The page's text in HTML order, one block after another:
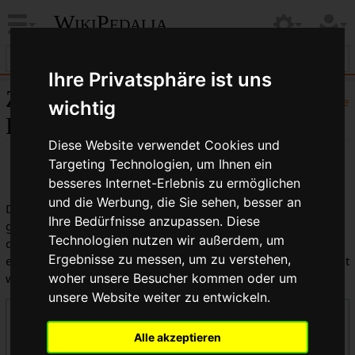
Ihre Privatsphäre ist uns
wichtig
Diese Website verwendet Cookies und
Targeting Technologien, um Ihnen ein
besseres Internet-Erlebnis zu ermöglichen
und die Werbung, die Sie sehen, besser an
Ihre Bedürfnisse anzupassen. Diese
Technologien nutzen wir außerdem, um
Ergebnisse zu messen, um zu verstehen,
woher unsere Besucher kommen oder um
unsere Website weiter zu entwickeln.
Alle akzeptieren
WikiPedalia
Hilfe
Zentrale öffentliche
Logbücher
Dies ist die kombinierte Anzeige aller in WikiPedalia
geführten Logbücher. Die Ausgabe kann durch die Auswahl
des Logbuchtyps, des Benutzers oder des Seitentitels
eingeschränkt werden (Groß-/Kleinschreibung muss beachtet
werden).
Logbücher
Zentrale öffentliche Logbücher